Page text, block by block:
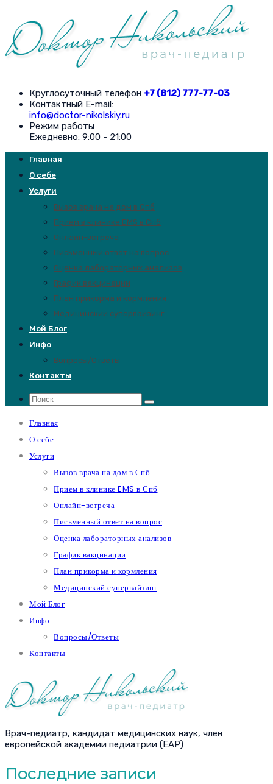
Круглосуточный телефон +7 (812) 777-77-03
Контактный E-mail:
info@doctor-nikolskiy.ru
Режим работы
Ежедневно: 9:00 - 21:00
Главная
О себе
Услуги
Вызов врача на дом в Спб
Прием в клинике EMS в Спб
Онлайн-встреча
Письменный ответ на вопрос
Оценка лабораторных анализов
График вакцинации
План прикорма и кормления
Медицинский супервайзинг
Мой Блог
Инфо
Вопросы/Ответы
Контакты
Главная
О себе
Услуги
Вызов врача на дом в Спб
Прием в клинике EMS в Спб
Онлайн-встреча
Письменный ответ на вопрос
Оценка лабораторных анализов
График вакцинации
План прикорма и кормления
Медицинский супервайзинг
Мой Блог
Инфо
Вопросы/Ответы
Контакты
Врач-педиатр, кандидат медицинских наук, член
европейской академии педиатрии (EAP)
Последние записи